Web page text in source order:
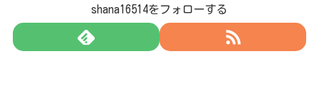
shana16514をフォローする